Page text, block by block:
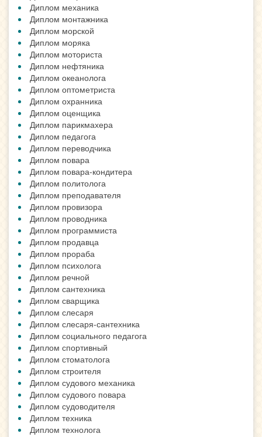
Диплом механика
Диплом монтажника
Диплом морской
Диплом моряка
Диплом моториста
Диплом нефтяника
Диплом океанолога
Диплом оптометриста
Диплом охранника
Диплом оценщика
Диплом парикмахера
Диплом педагога
Диплом переводчика
Диплом повара
Диплом повара-кондитера
Диплом политолога
Диплом преподавателя
Диплом провизора
Диплом проводника
Диплом программиста
Диплом продавца
Диплом прораба
Диплом психолога
Диплом речной
Диплом сантехника
Диплом сварщика
Диплом слесаря
Диплом слесаря-сантехника
Диплом социального педагога
Диплом спортивный
Диплом стоматолога
Диплом строителя
Диплом судового механика
Диплом судового повара
Диплом судоводителя
Диплом техника
Диплом технолога